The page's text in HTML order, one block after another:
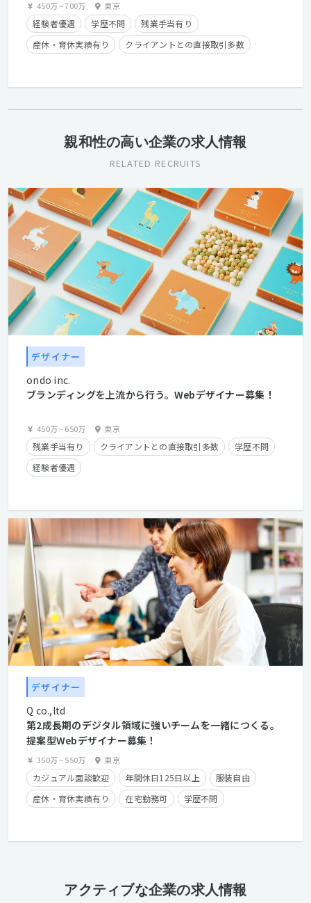
450万~700万 東京
経験者優遇 学歴不問
残業手当有り
産休・育休実績有り
クライアントとの直接取引多数
親和性の高い企業の求人情報
RELATED RECRUITS
デザイナー
ondo inc.
ブランディングを上流から行う。Webデザイナー募集！
450万~650万 東京
残業手当有り クライアントとの直接取引多数
学歴不問
経験者優遇
デザイナー
Q co.,ltd
第2成長期のデジタル領域に強いチームを一緒につくる。
提案型Webデザイナー募集！
350万~550万 東京
カジュアル面談歓迎 年間休日125日以上
服装自由
産休・育休実績有り
在宅勤務可
学歴不問
アクティブな企業の求人情報